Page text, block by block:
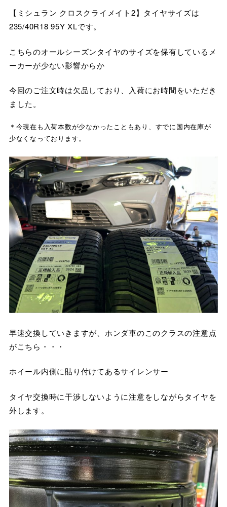
【ミシュラン クロスクライメイト2】タイヤサイズは
235/40R18 95Y XLです。
こちらのオールシーズンタイヤのサイズを保有しているメ
ーカーが少ない影響からか
今回のご注文時は欠品しており、入荷にお時間をいただき
ました。
＊今現在も入荷本数が少なかったこともあり、すでに国内在庫が
少なくなっております。
早速交換していきますが、ホンダ車のこのクラスの注意点
がこちら・・・
ホイール内側に貼り付けてあるサイレンサー
タイヤ交換時に干渉しないように注意をしながらタイヤを
外します。